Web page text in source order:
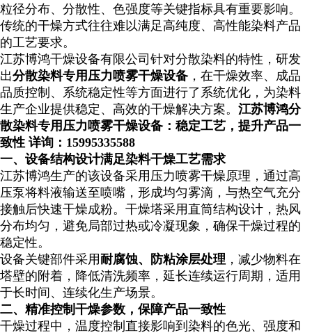
粒径分布、分散性、色强度等关键指标具有重要影响。
传统的干燥方式往往难以满足高纯度、高性能染料产品
的工艺要求。
江苏博鸿干燥设备有限公司针对分散染料的特性，研发
出分散染料专用压力喷雾干燥设备 ，在干燥效率、成品
品质控制、系统稳定性等方面进行了系统优化，为染料
生产企业提供稳定、高效的干燥解决方案。 江苏博鸿分
散染料专用压力喷雾干燥设备：稳定工艺，提升产品一
致性 详询： 15995335588
一、设备结构设计满足染料干燥工艺需求
江苏博鸿生产的该设备采用压力喷雾干燥原理，通过高
压泵将料液输送至喷嘴，形成均匀雾滴，与热空气充分
接触后快速干燥成粉。干燥塔采用直筒结构设计，热风
分布均匀，避免局部过热或冷凝现象，确保干燥过程的
稳定性。
设备关键部件采用 耐腐蚀、防粘涂层处理 ，减少物料在
塔壁的附着，降低清洗频率，延长连续运行周期，适用
于长时间、连续化生产场景。
二、精准控制干燥参数，保障产品一致性
干燥过程中，温度控制直接影响到染料的色光、强度和